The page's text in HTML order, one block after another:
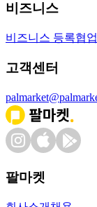
비즈니스
비즈니스 등록협
고객센터
팔마켓